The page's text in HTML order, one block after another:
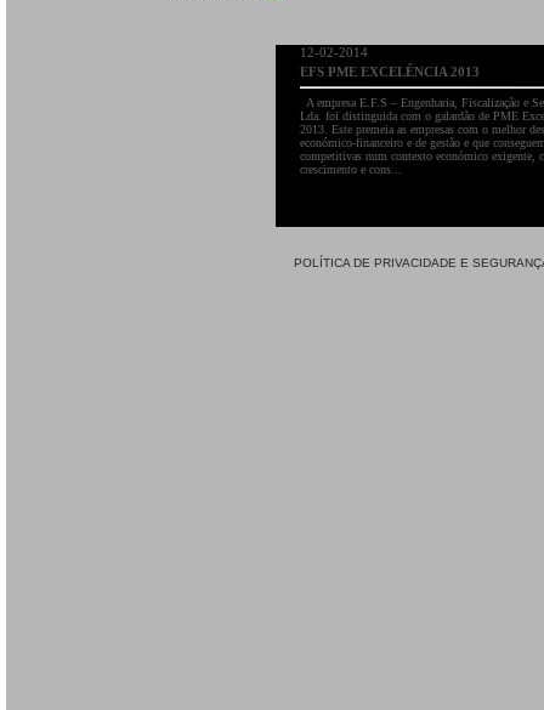
12-02-2014
EFS PME EXCELÊNCIA 2013
A empresa E.F.S – Engenharia, Fiscalização e
Lda. foi distinguida com o galardão de PME
2013. Este premeia as empresas com o melhor
económico-financeiro e de gestão e que
competitivas num contexto económico exigente,
crescimento e cons...
POLÍTICA DE PRIVACIDADE E